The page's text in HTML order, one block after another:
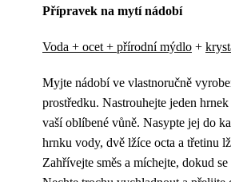
Přípravek na mytí nádobí
Voda + ocet + přírodní mýdlo +
Myjte nádobí ve vlastnoručně
prostředku. Nastrouhejte jeden
vaší oblíbené vůně. Nasypte jej do
hrnku vody, dvě lžíce octa a třetinu
Zahřívejte směs a míchejte, dokud